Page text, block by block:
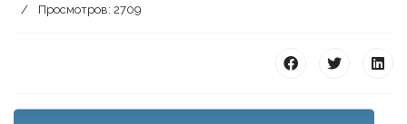
Просмотров: 2709